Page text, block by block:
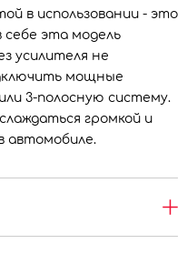
в использовании - это
себе эта модель
усилителя не
мощные
3-полосную систему.
громкой и
автомобиле.